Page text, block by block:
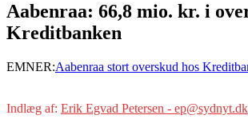
Aabenraa: 66,8 mio. kr. i
Kreditbanken
EMNER:Aabenraa stort overskud hos
Indlæg af: Erik Egvad Petersen - ep@sydnyt.dk